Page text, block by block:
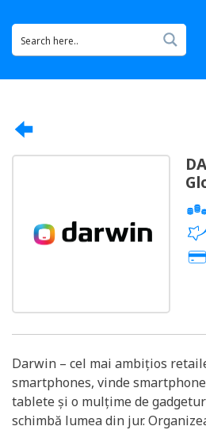
Darwin – cel mai ambițios
smartphones, vinde
tablete și o mulțime de
schimbă lumea din jur.